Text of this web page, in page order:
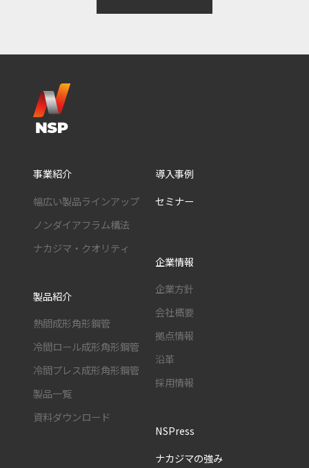
事業紹介
幅広い製品ラインアップ
ノンダイアフラム構法
ナカジマ・クオリティ
製品紹介
熱間成形角形鋼管
冷間ロール成形角形鋼管
冷間プレス成形角形鋼管
製品一覧
資料ダウンロード
導入事例
セミナー
企業情報
企業方針
会社概要
拠点情報
沿革
採用情報
NSPress
ナカジマの強み